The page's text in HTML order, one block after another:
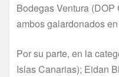
Bodegas Ventura
ambos galardonados
Por su parte, en la
Islas Canarias); Eidan